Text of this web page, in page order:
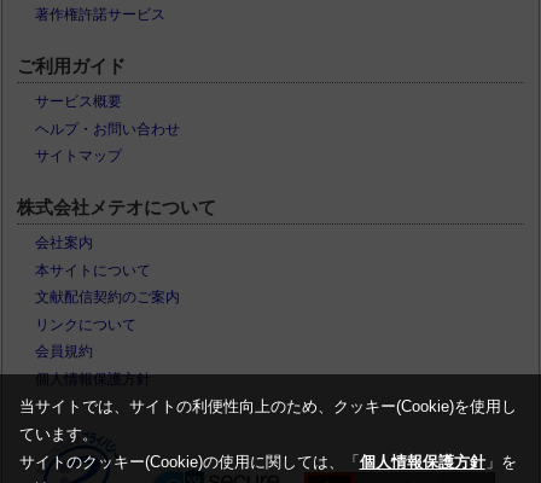
著作権許諾サービス
ご利用ガイド
サービス概要
ヘルプ・お問い合わせ
サイトマップ
株式会社メテオについて
会社案内
本サイトについて
文献配信契約のご案内
リンクについて
会員規約
個人情報保護方針
当サイトでは、サイトの利便性向上のため、クッキー(Cookie)を使用し
ています。
サイトのクッキー(Cookie)の使用に関しては、「 個人情報保護方針」を